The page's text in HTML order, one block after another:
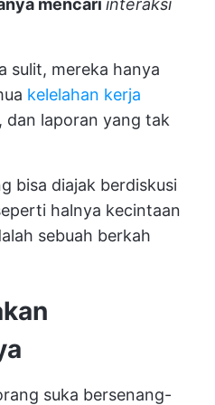
mencari interaksi
sulit, mereka hanya
kelelahan kerja
laporan yang tak
bisa diajak berdiskusi
halnya kecintaan
sebuah berkah
suka bersenang-